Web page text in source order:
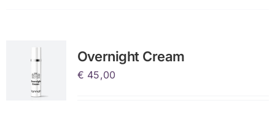
Overnight Cream
€ 45,00